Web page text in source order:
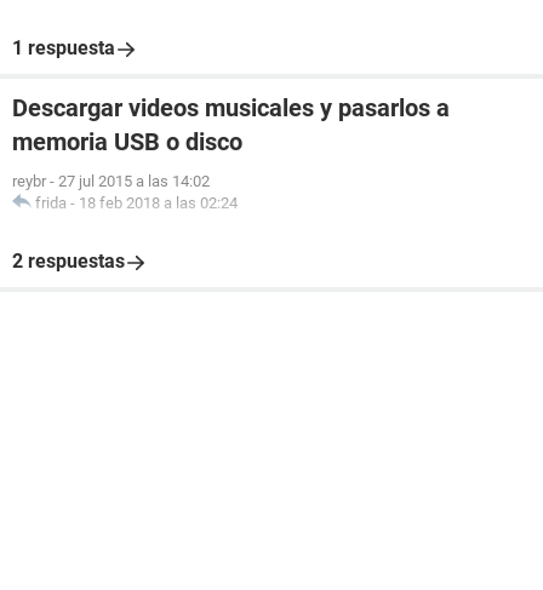
1 respuesta
Descargar videos musicales y pasarlos a
memoria USB o disco
reybr - 27 jul 2015 a las 14:02
frida - 18 feb 2018 a las 02:24
2 respuestas